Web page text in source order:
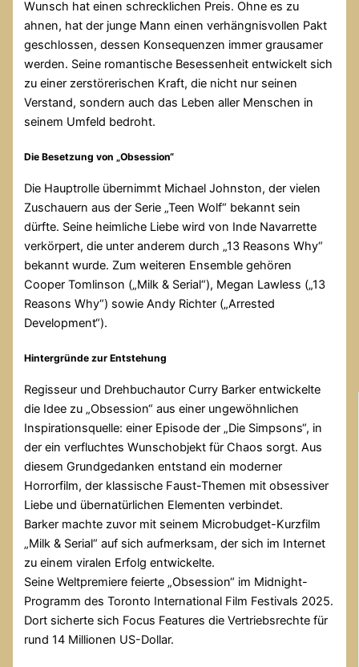
Wunsch hat einen schrecklichen Preis. Ohne es zu
ahnen, hat der junge Mann einen verhängnisvollen Pakt
geschlossen, dessen Konsequenzen immer grausamer
werden. Seine romantische Besessenheit entwickelt sich
zu einer zerstörerischen Kraft, die nicht nur seinen
Verstand, sondern auch das Leben aller Menschen in
seinem Umfeld bedroht.
Die Besetzung von „Obsession“
Die Hauptrolle übernimmt Michael Johnston, der vielen
Zuschauern aus der Serie „Teen Wolf“ bekannt sein
dürfte. Seine heimliche Liebe wird von Inde Navarrette
verkörpert, die unter anderem durch „13 Reasons Why“
bekannt wurde. Zum weiteren Ensemble gehören
Cooper Tomlinson („Milk & Serial“), Megan Lawless („13
Reasons Why“) sowie Andy Richter („Arrested
Development“).
Hintergründe zur Entstehung
Regisseur und Drehbuchautor Curry Barker entwickelte
die Idee zu „Obsession“ aus einer ungewöhnlichen
Inspirationsquelle: einer Episode der „Die Simpsons“, in
der ein verfluchtes Wunschobjekt für Chaos sorgt. Aus
diesem Grundgedanken entstand ein moderner
Horrorfilm, der klassische Faust-Themen mit obsessiver
Liebe und übernatürlichen Elementen verbindet.
Barker machte zuvor mit seinem Microbudget-Kurzfilm
„Milk & Serial“ auf sich aufmerksam, der sich im Internet
zu einem viralen Erfolg entwickelte.
Seine Weltpremiere feierte „Obsession“ im Midnight-
Programm des Toronto International Film Festivals 2025.
Dort sicherte sich Focus Features die Vertriebsrechte für
rund 14 Millionen US-Dollar.